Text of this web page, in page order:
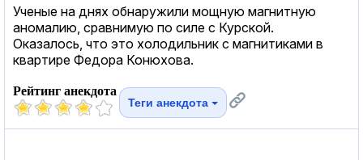
Ученые на днях обнаружили мощную магнитную
аномалию, сравнимую по силе с Курской.
Оказалось, что это холодильник с магнитиками в
квартире Федора Конюхова.
Рейтинг анекдота
Теги анекдота